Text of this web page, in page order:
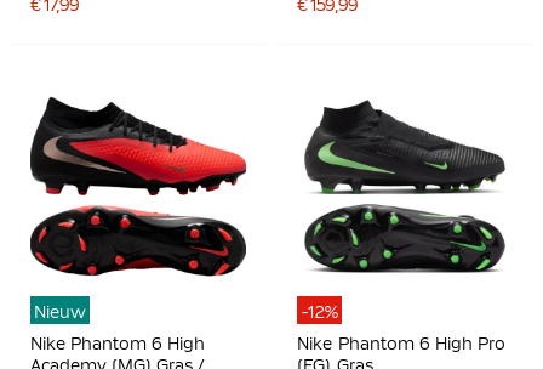
€ 17,99 € 159,99
Nieuw
Nike Phantom 6 High
Academy (MG) Gras /
-12%
Nike Phantom 6 High Pro
(FG) Gras